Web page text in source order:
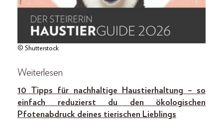
© Shutterstock
Weiterlesen
10 Tipps für nachhaltige Haustierhaltung – so
einfach reduzierst du den ökologischen
Pfotenabdruck deines tierischen Lieblings